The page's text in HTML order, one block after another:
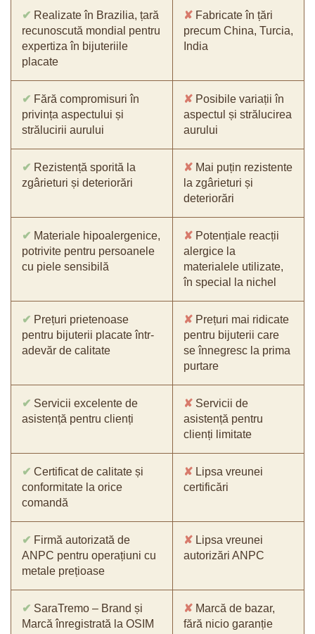
✔ Realizate în Brazilia, țară
recunoscută mondial pentru
expertiza în bijuteriile
placate
✘ Fabricate în țări
precum China, Turcia,
India
✔ Fără compromisuri în
privința aspectului și
strălucirii aurului
✘ Posibile variații în
aspectul și strălucirea
aurului
✔ Rezistență sporită la
zgârieturi și deteriorări
✘ Mai puțin rezistente
la zgârieturi și
deteriorări
✔ Materiale hipoalergenice,
potrivite pentru persoanele
cu piele sensibilă
✘ Potențiale reacții
alergice la
materialele utilizate,
în special la nichel
✔ Prețuri prietenoase
pentru bijuterii placate într-
adevăr de calitate
✘ Prețuri mai ridicate
pentru bijuterii care
se înnegresc la prima
purtare
✔ Servicii excelente de
asistență pentru clienți
✘ Servicii de
asistență pentru
clienți limitate
✔ Certificat de calitate și
conformitate la orice
comandă
✘ Lipsa vreunei
certificări
✔ Firmă autorizată de
ANPC pentru operațiuni cu
metale prețioase
✘ Lipsa vreunei
autorizări ANPC
✔ SaraTremo – Brand și
Marcă înregistrată la OSIM
✘ Marcă de bazar,
fără nicio garanție